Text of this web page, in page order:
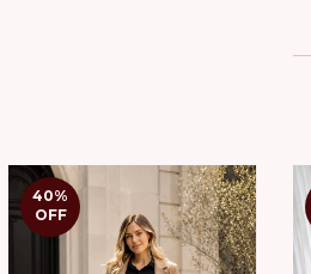
40%
OFF